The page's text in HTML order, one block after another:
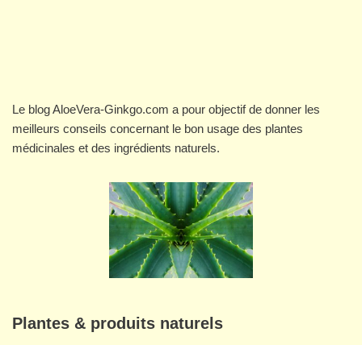
Le blog AloeVera-Ginkgo.com a pour objectif de donner les
meilleurs conseils concernant le bon usage des plantes
médicinales et des ingrédients naturels.
Plantes & produits naturels